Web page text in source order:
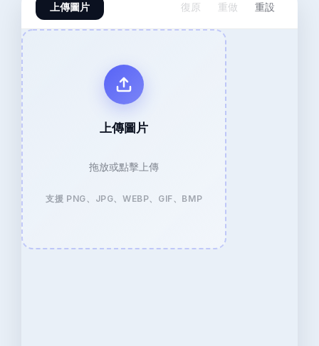
上傳圖片 復原 重做 重設
上傳圖片
拖放或點擊上傳
支援 PNG、JPG、WEBP、GIF、BMP